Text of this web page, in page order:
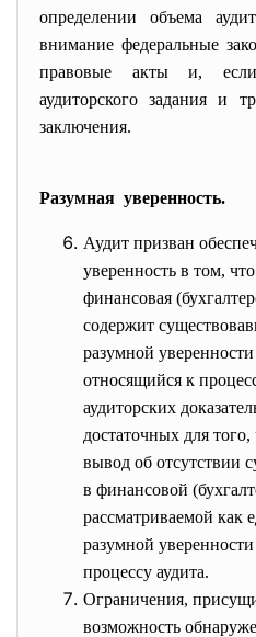
определении объема
внимание федеральные
правовые акты и, если
аудиторского задания и
заключения.
Разумная уверенность.
Аудит призван
уверенность в том,
финансовая
содержит
разумной
относящийся к
аудиторских
достаточных для
вывод об отсутствии
в финансовой
рассматриваемой как
разумной
процессу аудита.
Ограничения,
возможность